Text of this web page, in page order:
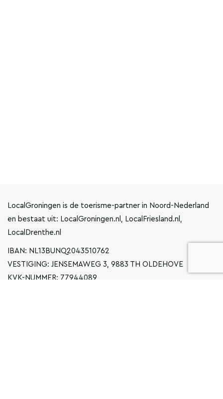
LocalGroningen is de toerisme-partner in Noord-Nederland
en bestaat uit: LocalGroningen.nl, LocalFriesland.nl,
LocalDrenthe.nl
IBAN: NL13BUNQ2043510762
VESTIGING: JENSEMAWEG 3, 9883 TH OLDEHOVE
KVK-NUMMER: 77944089